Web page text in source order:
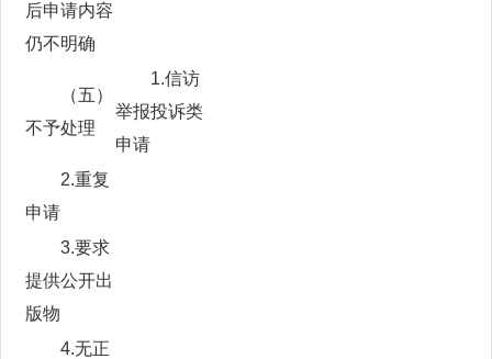
后申请内容
仍不明确
（五）
不予处理
1.信访
举报投诉类
申请
2.重复
申请
3.要求
提供公开出
版物
4.无正